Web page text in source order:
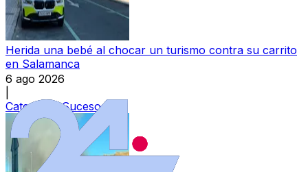
Herida una bebé al chocar un turismo contra su carrito
en Salamanca
6 ago 2026
Categoría:Sucesos